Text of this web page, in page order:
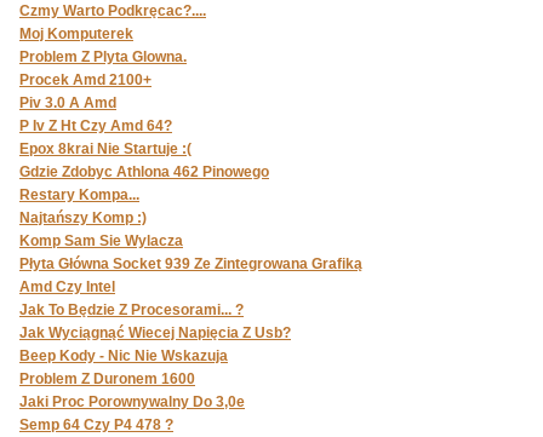
Czmy Warto Podkręcac?....
Moj Komputerek
Problem Z Plyta Glowna.
Procek Amd 2100+
Piv 3.0 A Amd
P Iv Z Ht Czy Amd 64?
Epox 8krai Nie Startuje :(
Gdzie Zdobyc Athlona 462 Pinowego
Restary Kompa...
Najtańszy Komp :)
Komp Sam Sie Wylacza
Płyta Główna Socket 939 Ze Zintegrowana Grafiką
Amd Czy Intel
Jak To Będzie Z Procesorami... ?
Jak Wyciągnąć Wiecej Napięcia Z Usb?
Beep Kody - Nic Nie Wskazuja
Problem Z Duronem 1600
Jaki Proc Porownywalny Do 3,0e
Semp 64 Czy P4 478 ?